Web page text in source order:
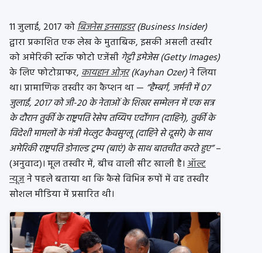
11 जुलाई, 2017 कोबिजनेस इनसाइडर(Business Insider)
द्वारा प्रकाशित एक लेख के मुताबिक, इसकी असली तस्वीर
को अमेरिकी स्टॉक फोटो एजेंसीगेट्टी इमेजेस (Getty Images)
के लिए फोटोग्राफर,कायहान ओज़र(Kayhan Ozer)ने लिया
था। प्रामाणिक तस्वीर का कैप्शन था — “हैम्बर्ग, जर्मनी में 07
जुलाई, 2017 को जी-20 के नेताओं के शिखर सम्मेलन में एक सत्र
के दौरान तुर्की के राष्ट्रपति रेसेप तय्यिप एर्दोगान (दाहिने), तुर्की के
विदेशी मामलों के मंत्री मेव्लुट कैवसुग्लू (दाहिने से दूसरे) के साथ
अमेरिकी राष्ट्रपति डोनाल्ड ट्रम्प (बाएं) के साथ बातचीत करते हुए”–
(अनुवाद)। मूल तस्वीर में, बीच वाली सीट खाली है।ऑल्ट
न्यूजने पहले बताया था कि कैसे विभिन्न रूपों में वह तस्वीर
सोशल मीडिया में प्रसारित थी।